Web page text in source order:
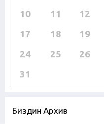
10
11 12
17
18 19
24
25 26
31
Биздин Архив